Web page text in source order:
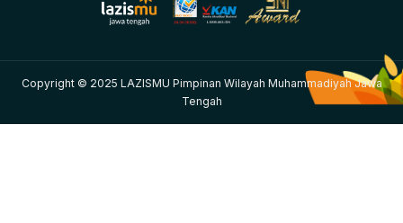
Copyright © 2025 LAZISMU Pimpinan Wilayah Muhammadiyah Jawa
Tengah